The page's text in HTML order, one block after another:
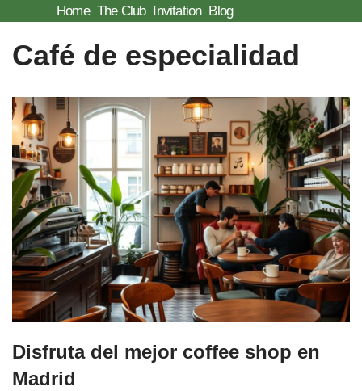
Skip
to
Home The Club Invitation Blog
Café de especialidad
Disfruta del mejor coffee shop en
Madrid